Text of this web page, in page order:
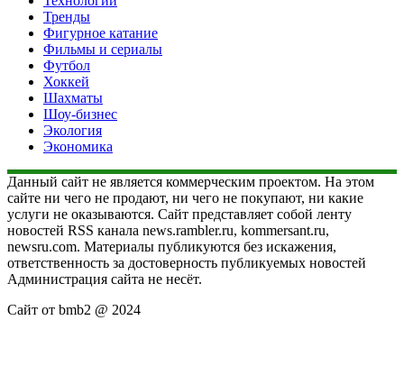
Тренды
Фигурное катание
Фильмы и сериалы
Футбол
Хоккей
Шахматы
Шоу-бизнес
Экология
Экономика
Данный сайт не является коммерческим проектом. На этом
сайте ни чего не продают, ни чего не покупают, ни какие
услуги не оказываются. Сайт представляет собой ленту
новостей RSS канала news.rambler.ru, kommersant.ru,
newsru.com. Материалы публикуются без искажения,
ответственность за достоверность публикуемых новостей
Администрация сайта не несёт.
Сайт от bmb2 @ 2024